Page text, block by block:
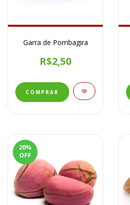
Garra de Pombagira
R$2,50
20%
OFF